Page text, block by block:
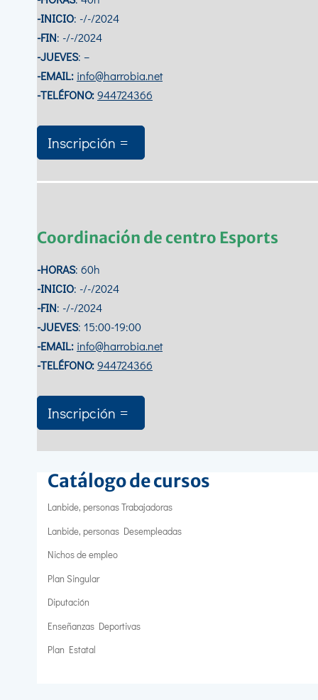
-INICIO: -/-/2024
-FIN: -/-/2024
-JUEVES: –
-EMAIL: info@harrobia.net
-TELÉFONO:944724366
Inscripción
Coordinación de centro Esports
-HORAS: 60h
-INICIO: -/-/2024
-FIN: -/-/2024
-JUEVES: 15:00-19:00
-EMAIL: info@harrobia.net
-TELÉFONO:944724366
Inscripción
Catálogo de cursos
Lanbide, personas Trabajadoras
Lanbide, personas Desempleadas
Nichos de empleo
Plan Singular
Diputación
Enseñanzas Deportivas
Plan Estatal